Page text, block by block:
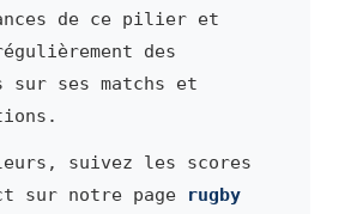
de ce pilier et
des
sur ses matchs et
suivez les scores
sur notre page
rugby